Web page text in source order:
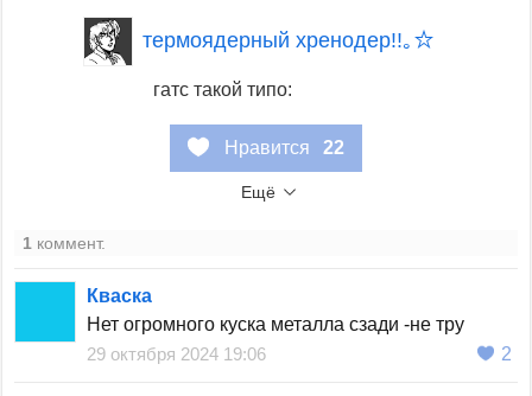
термоядерный хренодер!!｡☆
гатс такой типо:
Нравится 22
Ещё
1 коммент.
Кваска
Нет огромного куска металла сзади -не тру
29 октября 2024 19:06
2